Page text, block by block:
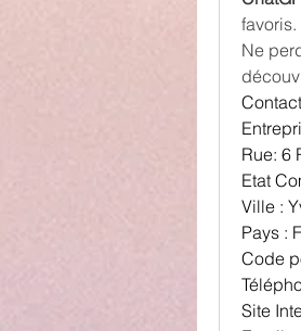
favoris.
Ne
Rue: 6
Etat
Ville :
Pays :
Code
Site